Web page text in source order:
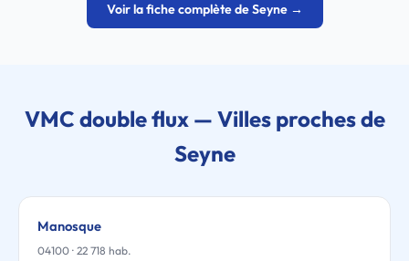
Voir la fiche complète de Seyne →
VMC double flux — Villes proches de
Seyne
Manosque
04100 · 22 718 hab.